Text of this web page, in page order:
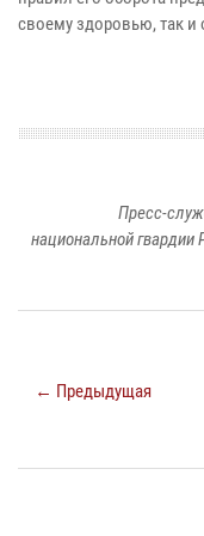
своему здоровью, так
Пресс-
национальной
← Предыдущая